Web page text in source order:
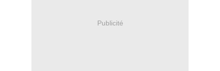
Publicité